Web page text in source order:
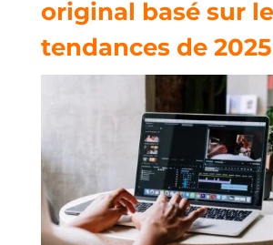
original basé sur
tendances de 2025